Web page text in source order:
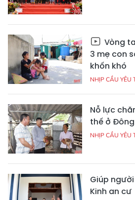
Vòng
3 mẹ con
khốn khó
NHỊP CẦU YÊU
Nỗ lực
thế ở Đông
NHỊP CẦU YÊU
Giúp
Kinh an cư